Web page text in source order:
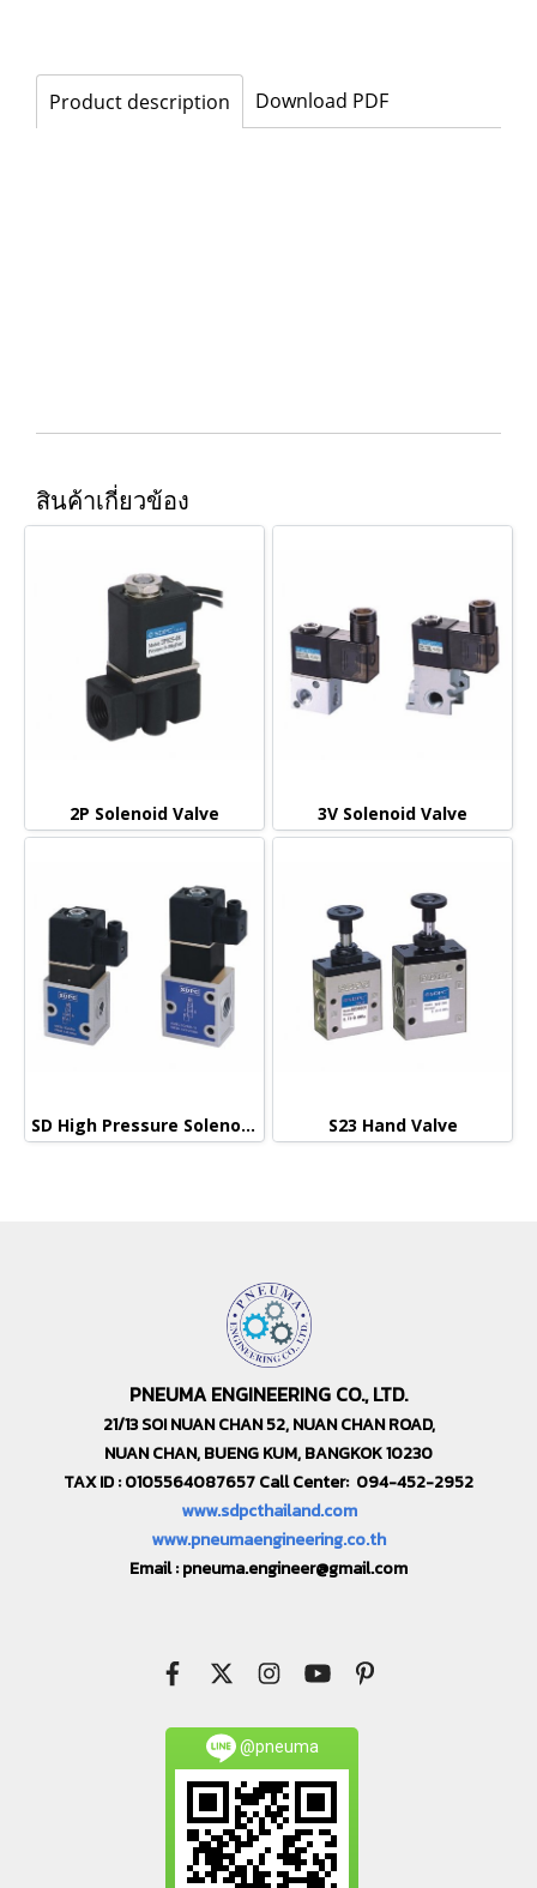
Product description Download PDF
สินค้าเกี่ยวข้อง
2P Solenoid Valve 3V Solenoid Valve
SD High Pressure Solenoid Valve S23 Hand Valve
PNEUMA ENGINEERING CO., LTD.
21/13 SOI NUAN CHAN 52, NUAN CHAN ROAD,
NUAN CHAN, BUENG KUM, BANGKOK 10230
TAX ID : 0105564087657 Call Center: 094-452-2952
www.sdpcthailand.com
www.pneumaengineering.co.th
Email :pneuma.engineer@gmail.com
@pneuma